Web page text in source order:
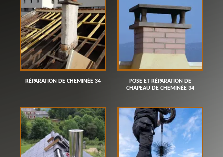
RÉPARATION DE CHEMINÉE 34
POSE ET RÉPARATION DE
CHAPEAU DE CHEMINÉE 34